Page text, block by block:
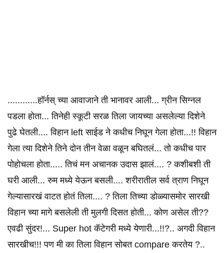
............हॉर्नस् च्या आवाजाने ती भानावर आली... ग्रीन सिग्नल
पडला होता... तिनेही स्कूटी सरळ तिला जायच्या असलेल्या दिशेने
पुढे घेतली.... विहान left साईड ने कधीच निघून गेला होता...!! विहान
गेला त्या दिशेने तिने दोन तीन वेळा वळून बघितलं... तो कधीच पार
पोहोचला होता..... तिचं मन अचानक उदास झालं.... ? कशीबशी ती
घरी आली... रुम मध्ये येऊन बसली.... शरीरातील सर्व त्राण निघून
गेल्यासारखं वाटत होतं तिला.... ? तिला तिच्या डोळ्यासमोर सारखी
विहान च्या मागे बसलेली ती मुलगी दिसत होती... कोण असेल ती??
एवढी सुंदर!... Super hot कॅटेगरी मध्ये येणारी...!!?.. अगदी विहान
सारखीच!!! पण मी का तिला विहान सोबत compare करतेय ?..